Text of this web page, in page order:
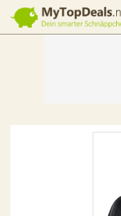
Dein smarter Schnäppchenberater